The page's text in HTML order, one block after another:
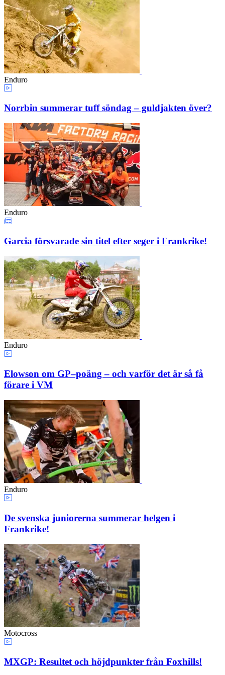
Enduro
Norrbin summerar tuff söndag – guldjakten över?
Enduro
Garcia försvarade sin titel efter seger i Frankrike!
Enduro
Elowson om GP–poäng – och varför det är så få
förare i VM
Enduro
De svenska juniorerna summerar helgen i
Frankrike!
Motocross
MXGP: Resultet och höjdpunkter från Foxhills!